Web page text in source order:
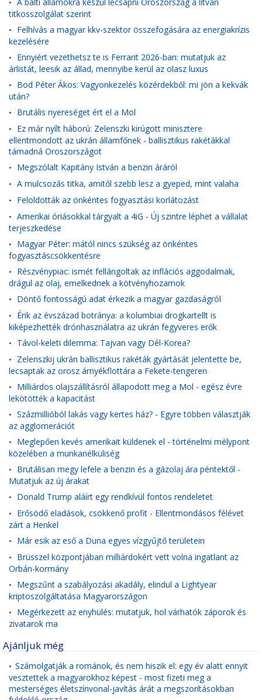
•
titkosszolgálat szerint
• Felhívás a magyar kkv-szektor összefogására az energiakrízis
kezelésére
• Ennyiért vezethetsz te is Ferrarit 2026-ban: mutatjuk az
árlistát, leesik az állad, mennyibe kerül az olasz luxus
• Bod Péter Ákos: Vagyonkezelés közérdekből: mi jön a kekvák
után?
• Brutális nyereséget ért el a Mol
• Ez már nyílt háború: Zelenszki kirúgott minisztere
ellentmondott az ukrán államfőnek - ballisztikus rakétákkal
támadná Oroszországot
• Megszólalt Kapitány István a benzin áráról
• A mulcsozás titka, amitől szebb lesz a gyeped, mint valaha
• Feloldották az önkéntes fogyasztási korlátozást
• Amerikai óriásokkal tárgyalt a 4iG - Új szintre léphet a vállalat
terjeszkedése
• Magyar Péter: mától nincs szükség az önkéntes
fogyasztáscsökkentésre
• Részvénypiac: ismét fellángoltak az inflációs aggodalmak,
drágul az olaj, emelkednek a kötvényhozamok
• Döntő fontosságú adat érkezik a magyar gazdaságról
• Érik az évszázad botránya: a kolumbiai drogkartellt is
kiképezhették drónhasználatra az ukrán fegyveres erők
• Távol-keleti dilemma: Tajvan vagy Dél-Korea?
• Zelenszkij ukrán ballisztikus rakéták gyártását jelentette be,
lecsaptak az orosz árnyékflottára a Fekete-tengeren
• Milliárdos olajszállításról állapodott meg a Mol - egész évre
lekötötték a kapacitást
• Százmillióból lakás vagy kertes ház? - Egyre többen választják
az agglomerációt
• Meglepően kevés amerikait küldenek el - történelmi mélypont
közelében a munkanélküliség
• Brutálisan megy lefele a benzin és a gázolaj ára péntektől -
Mutatjuk az új árakat
• Donald Trump aláírt egy rendkívül fontos rendeletet
• Erősödő eladások, csökkenő profit - Ellentmondásos félévet
zárt a Henkel
• Már esik az eső a Duna egyes vízgyűjtő területein
• Brüsszel központjában milliárdokért vett volna ingatlant az
Orbán-kormány
• Megszűnt a szabályozási akadály, elindul a Lightyear
kriptoszolgáltatása Magyarországon
• Megérkezett az enyhülés: mutatjuk, hol várhatók záporok és
zivatarok ma
Ajánljuk még
• Számolgatják a románok, és nem hiszik el: egy év alatt ennyit
vesztettek a magyarokhoz képest - most fizeti meg a
mesterséges életszínvonal-javítás árát a megszorításokban